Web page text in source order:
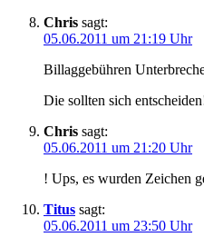
Chris sagt:
05.06.2011 um 21:19 Uhr
Billaggebühren
Die sollten sich
Chris sagt:
05.06.2011 um 21:20 Uhr
! Ups, es wurden Zeichen
Titus sagt:
05.06.2011 um 23:50 Uhr